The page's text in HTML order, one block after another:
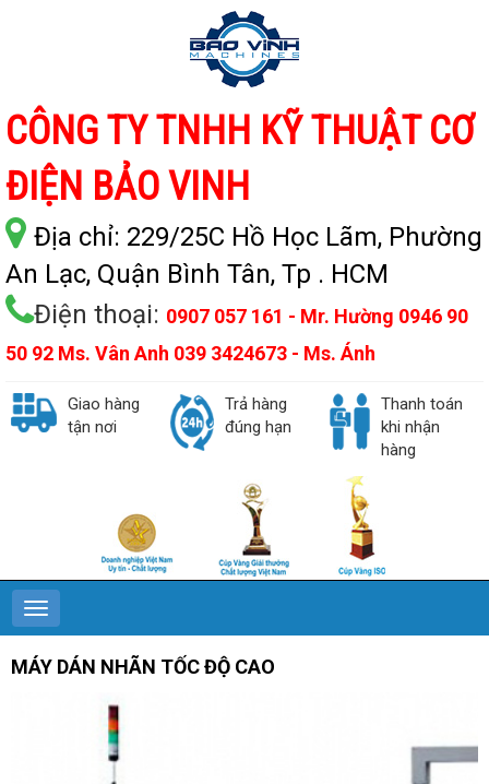
CÔNG TY TNHH KỸ THUẬT CƠ
ĐIỆN BẢO VINH
Địa chỉ: 229/25C Hồ Học Lãm, Phường
An Lạc, Quận Bình Tân, Tp . HCM
Điện thoại: 0907 057 161 - Mr. Hường 0946 90
50 92 Ms. Vân Anh 039 3424673 - Ms. Ánh
Giao hàng
tận nơi
Trả hàng
đúng hạn
Thanh toán
khi nhận
hàng
MÁY DÁN NHÃN TỐC ĐỘ CAO